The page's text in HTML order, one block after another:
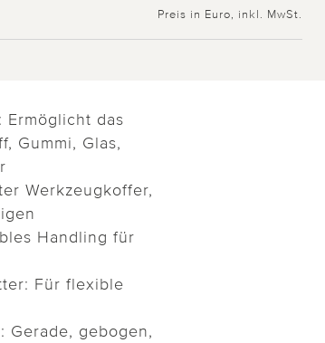
Preis in Euro, inkl. MwSt.
das
Gummi, Glas,
Werkzeugkoffer,
Handling für
Für flexible
Gerade, gebogen,